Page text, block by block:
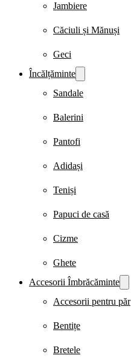
Jambiere
Căciuli și Mănuși
Geci
Încălțăminte
Sandale
Balerini
Pantofi
Adidași
Teniși
Papuci de casă
Cizme
Ghete
Accesorii Îmbrăcăminte
Accesorii pentru păr
Bentițe
Bretele